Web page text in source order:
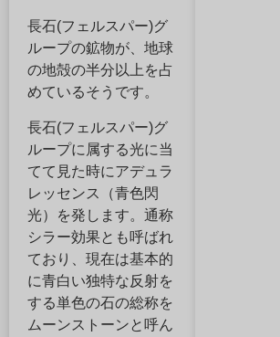
長石(フェルスパー)グ
ループの鉱物が、地球
の地殻の半分以上を占
めているそうです。
長石(フェルスパー)グ
ループに属する光に当
てて見た時にアデュラ
レッセンス（青色閃
光）を発します。通称
シラー効果とも呼ばれ
ており、現在は基本的
に青白い独特な反射を
する単色の石の総称を
ムーンストーンと呼ん